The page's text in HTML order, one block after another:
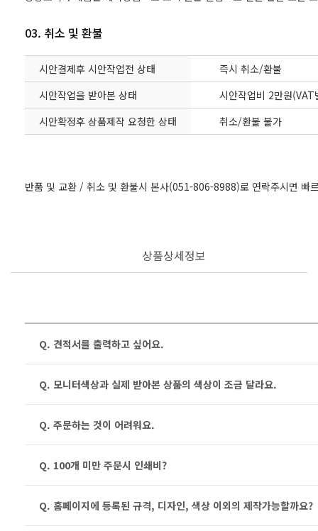
03. 취소 및 환불
시안결제후 시안작업전 상태
즉시 취소/환불
시안작업을 받아본 상태
시안작업비 2만원
시안확정후 상품제작 요청한 상태
취소/환불 불가
반품 및 교환 / 취소 및 환불시 본사(051-806-8988)로 연락주시면 빠
상품상세정보
Q. 견적서를 출력하고 싶어요.
Q. 모니터색상과 실제 받아본 상품의 색상이 조금 달라요.
Q. 주문하는 것이 어려워요.
Q. 100개 미만 주문시 인쇄비?
Q. 홈페이지에 등록된 규격, 디자인, 색상 이외의 제작가능할까요?